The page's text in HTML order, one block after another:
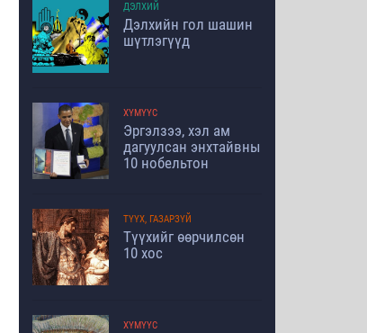
ДЭЛХИЙ
Дэлхийн гол шашин
шүтлэгүүд
ХҮМҮҮС
Эргэлзээ, хэл ам
дагуулсан энхтайвны
10 нобельтон
ТҮҮХ, ГАЗАРЗҮЙ
Түүхийг өөрчилсөн
10 хос
ХҮМҮҮС